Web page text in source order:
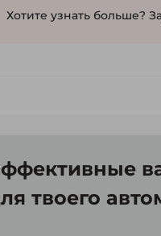
Хотите узнать больше?
твоего